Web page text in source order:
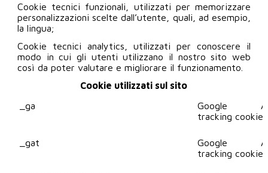
Cookie tecnici funzionali, utilizzati per memorizzare
personalizzazioni scelte dall’utente, quali, ad esempio,
la lingua;
Cookie tecnici analytics, utilizzati per conoscere il
modo in cui gli utenti utilizzano il nostro sito web
così da poter valutare e migliorare il funzionamento.
Cookie utilizzati sul sito
_ga
Google
tracking cookie
_gat
Google
tracking cookie